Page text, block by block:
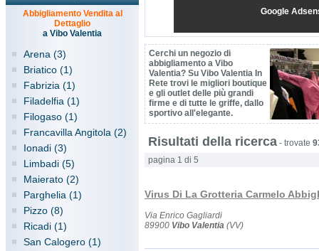
Abbigliamento Vendita al
Dettaglio
a Vibo Valentia
Arena (3)
Briatico (1)
Fabrizia (1)
Filadelfia (1)
Filogaso (1)
Francavilla Angitola (2)
Ionadi (3)
Limbadi (5)
Maierato (2)
Parghelia (1)
Pizzo (8)
Ricadi (1)
San Calogero (1)
Google
Cerchi un negozio di
abbigliamento a Vibo
Valentia? Su Vibo Valentia In
Rete trovi le migliori boutique
e gli outlet delle più grandi
firme e di tutte le griffe, dallo
sportivo all'elegante.
Risultati della ricerca - trovate
pagina 1 di 5
Virus Di La Grotteria Carmelo
Via Enrico Gagliardi
89900 Vibo Valentia (VV)